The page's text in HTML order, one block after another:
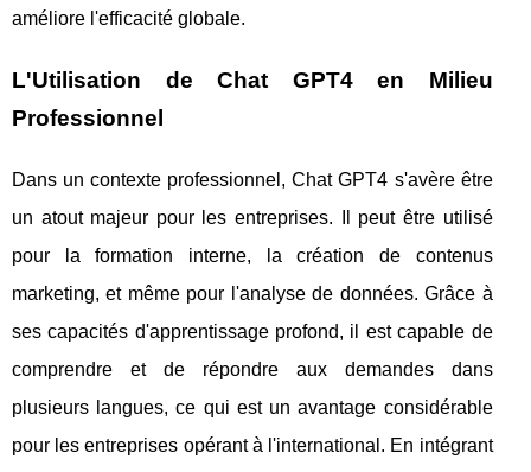
améliore l'efficacité globale.
L'Utilisation de Chat GPT4 en Milieu
Professionnel
Dans un contexte professionnel, Chat GPT4 s'avère être
un atout majeur pour les entreprises. Il peut être utilisé
pour la formation interne, la création de contenus
marketing, et même pour l'analyse de données. Grâce à
ses capacités d'apprentissage profond, il est capable de
comprendre et de répondre aux demandes dans
plusieurs langues, ce qui est un avantage considérable
pour les entreprises opérant à l'international. En intégrant